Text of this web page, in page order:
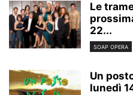
Le
22...
SOAP OPERA
Un
lunedì